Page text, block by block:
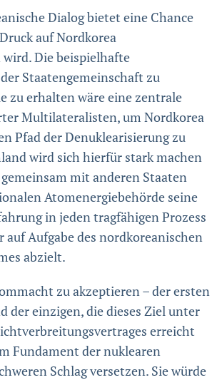
Dialog bietet eine Chance
auf Nordkorea
Die beispielhafte
Staatengemein­schaft zu
zu erhalten wäre eine zentrale
Multi­late­ra­listen, um Nordkorea
Pfad der Denuklearisierung zu
wird sich hierfür stark machen
mit anderen Staaten
Atomenergiebehörde seine
in jeden tragfähigen Prozess
auf Aufgabe des nordkoreanischen
abzielt.
zu akzeptieren – der ersten
der einzigen, die dieses Ziel unter
erreicht
Fundament der nuklearen
Schlag versetzen. Sie würde